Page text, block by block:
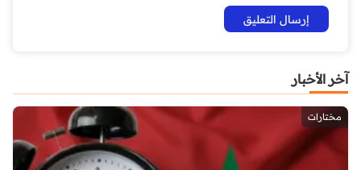
آخر الأخبار
مختارات